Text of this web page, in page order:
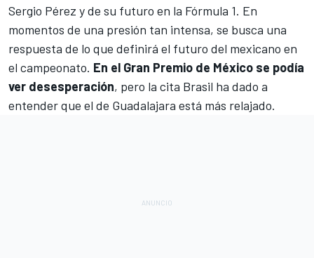
Sergio Pérez y de su futuro en la Fórmula 1. En
momentos de una presión tan intensa, se busca una
respuesta de lo que definirá el futuro del mexicano en
el campeonato. En el Gran Premio de México se podía
ver desesperación, pero la cita Brasil ha dado a
entender que el de Guadalajara está más relajado.